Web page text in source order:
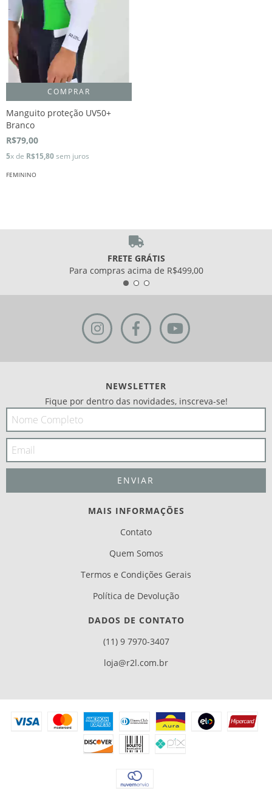
COMPRAR
Manguito proteção UV50+
Branco
R$79,00
5x de R$15,80sem juros
FEMININO
FRETE GRÁTIS
Para compras acima de R$499,00
NEWSLETTER
Fique por dentro das novidades, inscreva-se!
MAIS INFORMAÇÕES
Contato
Quem Somos
Termos e Condições Gerais
Política de Devolução
DADOS DE CONTATO
(11) 9 7970-3407
loja@r2l.com.br